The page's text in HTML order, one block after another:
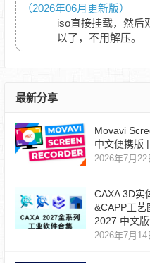
（2026年06月更新版）
iso直接挂载，然后
以了，不用解压。
最新分享
Movavi
中文便携版
2026年7月22
CAXA 3D实
&CAPP工艺
2027 中文
2026年7月14